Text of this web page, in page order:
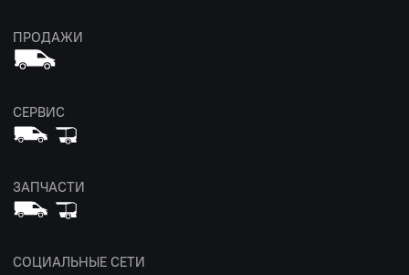
ПРОДАЖИ
СЕРВИС
ЗАПЧАСТИ
СОЦИАЛЬНЫЕ СЕТИ